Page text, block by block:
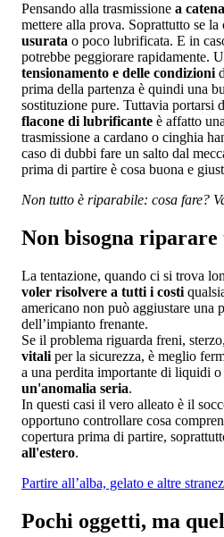
Pensando alla trasmissione a catena
mettere alla prova. Soprattutto se la
usurata o poco lubrificata. E in
potrebbe peggiorare rapidamente.
tensionamento e delle condizioni
prima della partenza è quindi una
sostituzione pure. Tuttavia portarsi
flacone di lubrificante è affatto
trasmissione a cardano o cinghia
caso di dubbi fare un salto dal
prima di partire è cosa buona e
Non tutto è riparabile: cosa fare?
Non bisogna riparare
La tentazione, quando ci si trova
voler risolvere a tutti i costi
americano non può aggiustare una
dell’impianto frenante.
Se il problema riguarda freni,
vitali per la sicurezza, è meglio
a una perdita importante di liquidi o
un'anomalia seria.
In questi casi il vero alleato è il
opportuno controllare cosa
copertura prima di partire,
all'estero.
Partire all’alba, gelato e altre
Pochi oggetti, ma